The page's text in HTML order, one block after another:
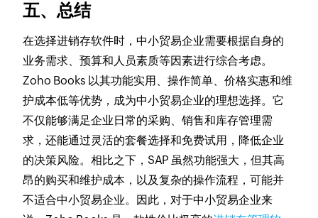
五、总结
在选择进销存软件时，中小贸易企业需要根据自身的
业务需求、预算和人员素质等因素进行综合考虑。
Zoho Books 以其功能实用、操作简单、价格实惠和维
护成本低等优势，成为中小贸易企业的理想选择。它
不仅能够满足企业日常的采购、销售和库存管理需
求，还能通过灵活的套餐选择和免费试用，降低企业
的决策风险。相比之下，SAP 虽然功能强大，但其高
昂的购买和维护成本，以及复杂的操作流程，可能并
不适合中小贸易企业。因此，对于中小贸易企业来